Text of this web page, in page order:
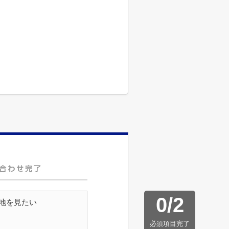
0/2
必須項目完了
を見たい